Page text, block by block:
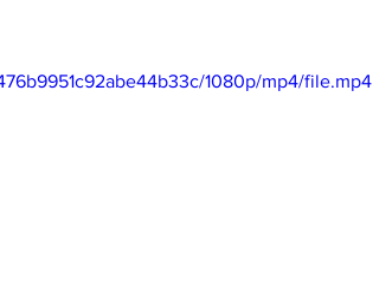
1080p/mp4/file.mp4